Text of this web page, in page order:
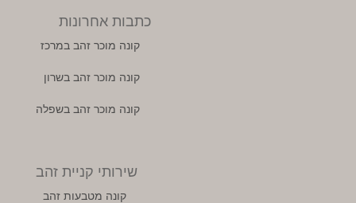
כתבות אחרונות
קונה מוכר זהב במרכז
קונה מוכר זהב בשרון
קונה מוכר זהב בשפלה
שירותי קניית זהב
קונה מטבעות זהב